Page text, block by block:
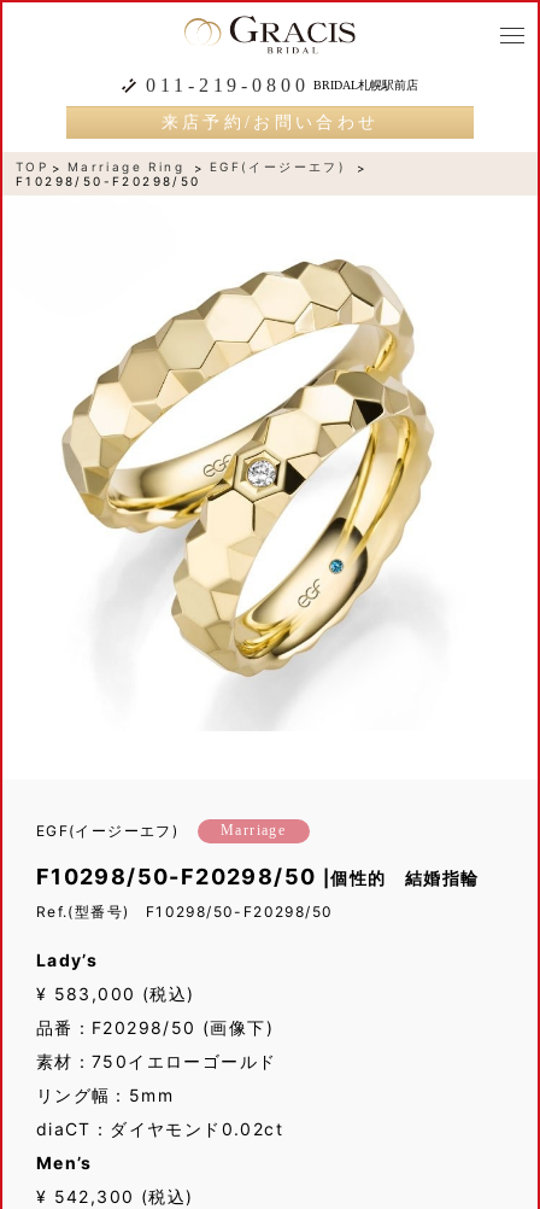
011-219-0800 BRIDAL札幌駅前店
来店予約/お問い合わせ
TOP Marriage Ring
EGF(イージーエフ)
F10298/50-F20298/50
EGF(イージーエフ) Marriage
F10298/50-F20298/50 |個性的 結婚指輪
Ref.(型番号) F10298/50-F20298/50
Lady’s
¥ 583,000 (税込)
品番：F20298/50 (画像下)
素材：750イエローゴールド
リング幅：5mm
diaCT：ダイヤモンド0.02ct
Men’s
¥ 542,300 (税込)